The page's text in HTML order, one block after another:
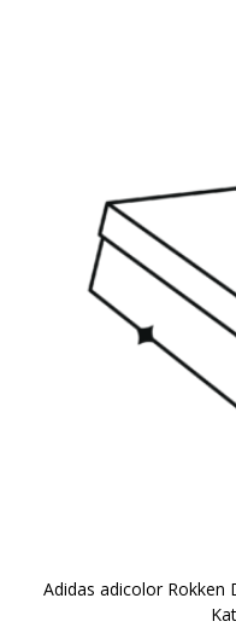
Adidas adicolor Rokken